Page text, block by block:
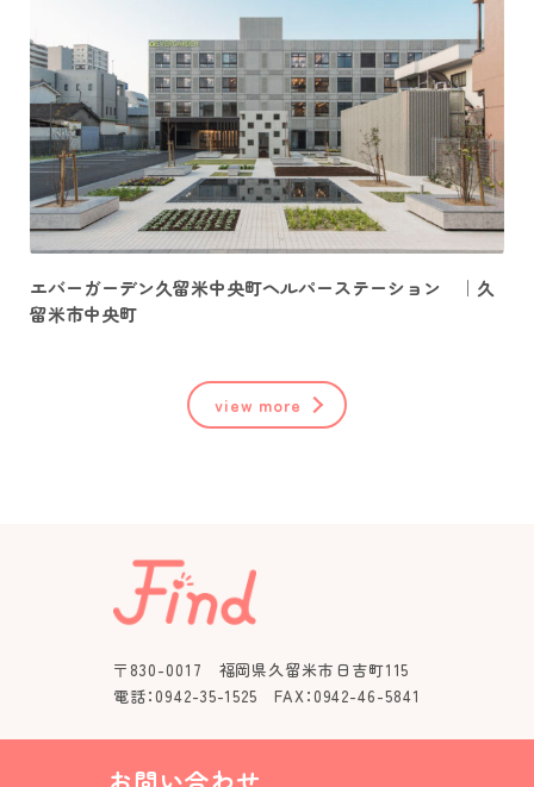
エバーガーデン久留米中央町ヘルパーステーション ｜久
留米市中央町
view more
〒830-0017 福岡県久留米市日吉町115
電話：0942-35-1525 FAX：0942-46-5841